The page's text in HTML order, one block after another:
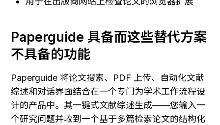
Paperguide 具备而这些替代方案
不具备的功能
Paperguide 将论文搜索、PDF 上传、自动化文献
综述和对话界面结合在一个专门为学术工作流程设
计的产品中。其一键式文献综述生成——您输入一
个研究问题并收到一个基于多篇检索论文的结构化